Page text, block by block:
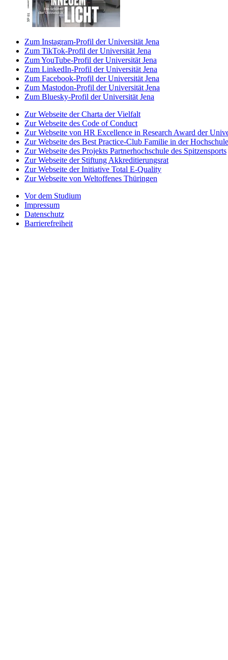
Zum Instagram-Profil der Universität Jena
Zum TikTok-Profil der Universität Jena
Zum YouTube-Profil der Universität Jena
Zum LinkedIn-Profil der Universität Jena
Zum Facebook-Profil der Universität Jena
Zum Mastodon-Profil der Universität Jena
Zum Bluesky-Profil der Universität Jena
Zur Webseite der Charta der Vielfalt
Zur Webseite des Code of Conduct
Zur Webseite von HR Excellence in Research Award der
Zur Webseite des Best Practice-Club Familie in der Hochschule
Zur Webseite des Projekts Partnerhochschule des Spitzensports
Zur Webseite der Stiftung Akkreditierungsrat
Zur Webseite der Initiative Total E-Quality
Zur Webseite von Weltoffenes Thüringen
Vor dem Studium
Impressum
Datenschutz
Barrierefreiheit